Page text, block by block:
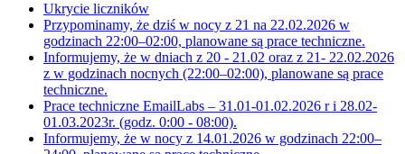
Ukrycie liczników
Przypominamy, że dziś w nocy z 21 na 22.02.2026 w
godzinach 22:00–02:00, planowane są prace techniczne.
Informujemy, że w dniach z 20 - 21.02 oraz z 21- 22.02.2026
z w godzinach nocnych (22:00–02:00), planowane są prace
techniczne.
Prace techniczne EmailLabs – 31.01-01.02.2026 r i 28.02-
01.03.2023r. (godz. 0:00 - 08:00).
Informujemy, że w nocy z 14.01.2026 w godzinach 22:00–